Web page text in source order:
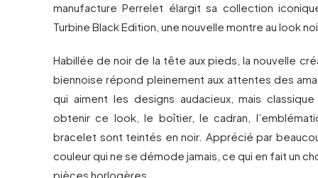
manufacture Perrelet élargit sa collection
Turbine Black Edition, une nouvelle montre au look
Habillée de noir de la tête aux pieds, la nouvelle
biennoise répond pleinement aux attentes des
qui aiment les designs audacieux, mais
obtenir ce look, le boîtier, le cadran,
bracelet sont teintés en noir. Apprécié par
couleur qui ne se démode jamais, ce qui en fait un
pièces horlogères.